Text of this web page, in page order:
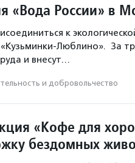
«Вода России» в
к
Люблино». За
и внесут…
и доброволь­чест­во
«Кофе для
бездомных